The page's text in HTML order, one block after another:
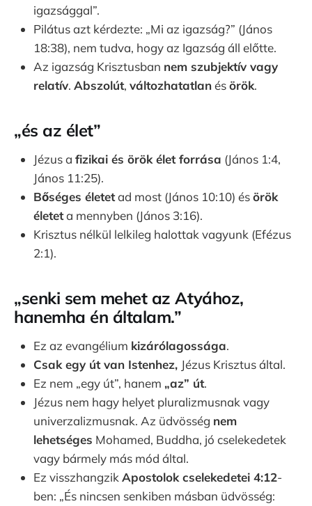
igazsággal”.
Pilátus azt kérdezte: „Mi az igazság?” (János
18:38), nem tudva, hogy az Igazság áll előtte.
Az igazság Krisztusban nem szubjektív vagy
relatív. Abszolút, változhatatlanésörök.
„és az élet”
Jézus a fizikai és örök élet forrása (János 1:4,
János 11:25).
Bőséges életetad most (János 10:10) ésörök
életeta mennyben (János 3:16).
Krisztus nélkül lelkileg halottak vagyunk (Efézus
2:1).
„senki sem mehet az Atyához,
hanemha én általam.”
Ez az evangélium kizárólagossága.
Csak egy út van Istenhez, Jézus Krisztus által.
Ez nem „egy út”, hanem „az” út.
Jézus nem hagy helyet pluralizmusnak vagy
univerzalizmusnak. Az üdvösség nem
lehetséges Mohamed, Buddha, jó cselekedetek
vagy bármely más mód által.
Ez visszhangzik Apostolok cselekedetei 4:12-
ben: „És nincsen senkiben másban üdvösség: